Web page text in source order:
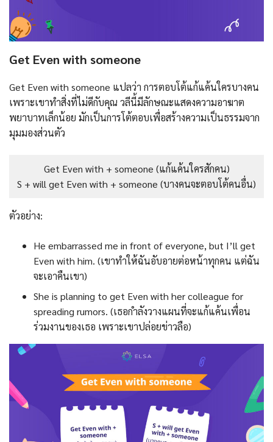
Get Even with someone
Get Even with someone แปลว่า การตอบโต้แก้แค้นใครบางคน
เพราะเขาทำสิ่งที่ไม่ดีกับคุณ วลีนี้มีลักษณะแสดงความอาฆาต
พยาบาทเล็กน้อย มักเป็นการโต้ตอบเพื่อสร้างความเป็นธรรมจาก
มุมมองส่วนตัว
Get Even with + someone (แก้แค้นใครสักคน)
S + will get Even with + someone (บางคนจะตอบโต้คนอื่น)
ตัวอย่าง:
He embarrassed me in front of everyone, but I’ll get
Even with him. (เขาทำให้ฉันอับอายต่อหน้าทุกคน แต่ฉัน
จะเอาคืนเขา)
She is planning to get Even with her colleague for
spreading rumors. (เธอกำลังวางแผนที่จะแก้แค้นเพื่อน
ร่วมงานของเธอ เพราะเขาปล่อยข่าวลือ)